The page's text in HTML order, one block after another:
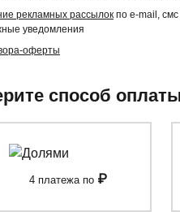
рекламных рассылок по e-mail,
уведомления
оферты
способ
4 платежа по ₽